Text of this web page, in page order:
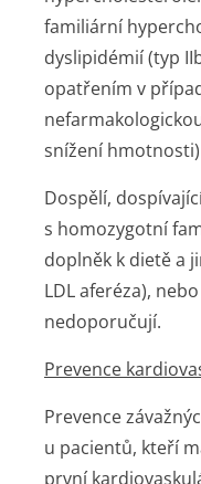
familiární
dyslipidémií (typ
opatřením v
snížení
Dospělí,
s homozygotní
doplněk k dietě a
LDL aferéza),
nedoporučují.
Prevence
Prevence
u pacientů, kteří
první